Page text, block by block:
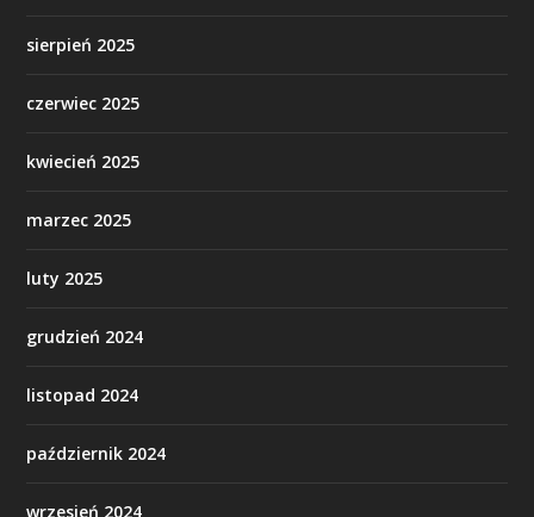
sierpień 2025
czerwiec 2025
kwiecień 2025
marzec 2025
luty 2025
grudzień 2024
listopad 2024
październik 2024
wrzesień 2024